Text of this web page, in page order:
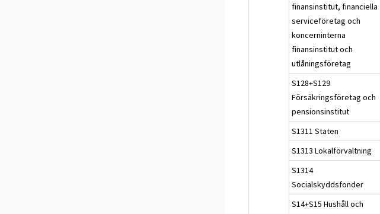
finansinstitut, financiella
serviceföretag och
koncerninterna
finansinstitut och
utlåningsföretag
S128+S129
Försäkringsföretag och
pensionsinstitut
S1311 Staten
S1313 Lokalförvaltning
S1314
Socialskyddsfonder
S14+S15 Hushåll och